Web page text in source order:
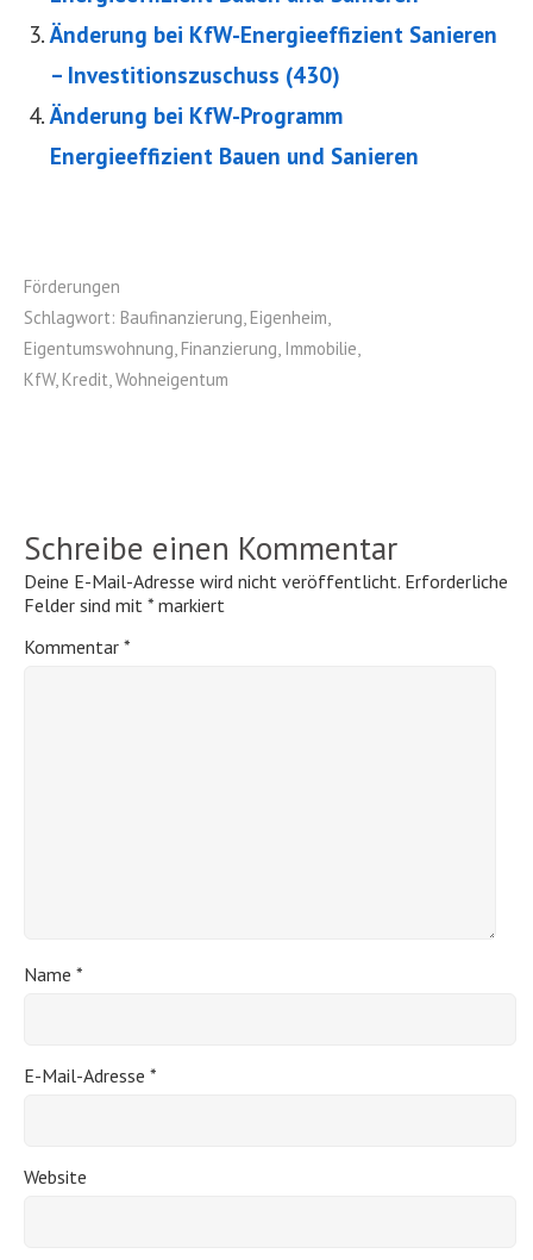
Änderung bei KfW-Energieeffizient Sanieren
– Investitionszuschuss (430)
Änderung bei KfW-Programm
Energieeffizient Bauen und Sanieren
Förderungen
Schlagwort: Baufinanzierung, Eigenheim,
Eigentumswohnung, Finanzierung, Immobilie,
KfW, Kredit,Wohneigentum
Schreibe einen Kommentar
Deine E-Mail-Adresse wird nicht veröffentlicht. Erforderliche
Felder sind mit * markiert
Kommentar *
Name *
E-Mail-Adresse *
Website